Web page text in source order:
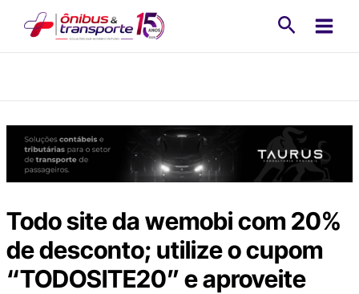
Todo site da wemobi com 20%
de desconto; utilize o cupom
“TODOSITE20” e aproveite